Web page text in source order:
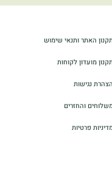
האתר ותנאי שימוש
מועדון לקוחות
הצהרת נגישות
והחזרים
פרטיות